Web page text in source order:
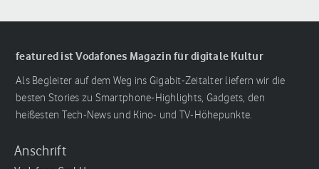
featured ist Vodafones Magazin für digitale Kultur
Als Begleiter auf dem Weg ins Gigabit-Zeitalter liefern wir die
besten Stories zu Smartphone-Highlights, Gadgets, den
heißesten Tech-News und Kino- und TV-Höhepunkte.
Anschrift